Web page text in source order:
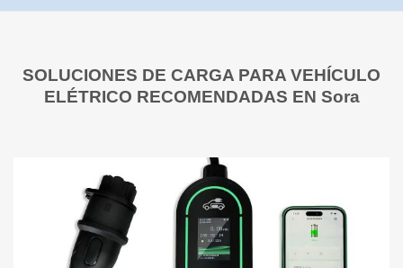
SOLUCIONES DE CARGA PARA VEHÍCULO
ELÉTRICO RECOMENDADAS EN Sora